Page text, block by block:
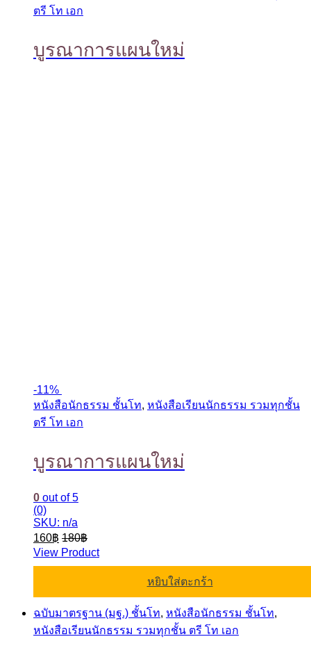
ตรี โท เอก
บูรณาการแผนใหม่
-11%
หนังสือนักธรรม ชั้นโท, หนังสือเรียนนักธรรม รวมทุกชั้น
ตรี โท เอก
บูรณาการแผนใหม่
0 out of 5
(0)
SKU: n/a
160฿ 180฿
View Product
หยิบใส่ตะกร้า
ฉบับมาตรฐาน (มฐ.) ชั้นโท, หนังสือนักธรรม ชั้นโท,
หนังสือเรียนนักธรรม รวมทุกชั้น ตรี โท เอก